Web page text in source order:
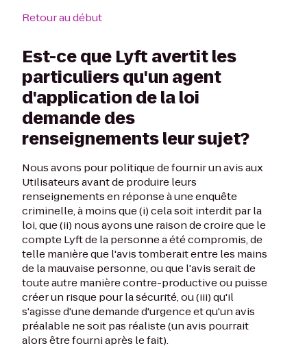
Retour au début
Est-ce que Lyft avertit les
particuliers qu'un agent
d'application de la loi
demande des
renseignements leur sujet?
Nous avons pour politique de fournir un avis aux
Utilisateurs avant de produire leurs
renseignements en réponse à une enquête
criminelle, à moins que (i) cela soit interdit par la
loi, que (ii) nous ayons une raison de croire que le
compte Lyft de la personne a été compromis, de
telle manière que l'avis tomberait entre les mains
de la mauvaise personne, ou que l'avis serait de
toute autre manière contre-productive ou puisse
créer un risque pour la sécurité, ou (iii) qu'il
s'agisse d'une demande d'urgence et qu'un avis
préalable ne soit pas réaliste (un avis pourrait
alors être fourni après le fait).